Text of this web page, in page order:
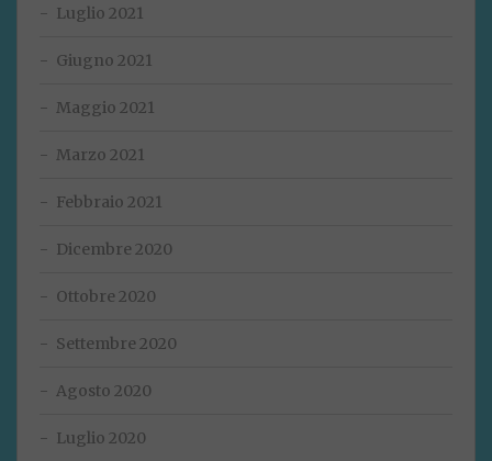
Luglio 2021
Giugno 2021
Maggio 2021
Marzo 2021
Febbraio 2021
Dicembre 2020
Ottobre 2020
Settembre 2020
Agosto 2020
Luglio 2020